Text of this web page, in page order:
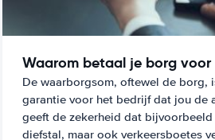
Waarom betaal je borg voor
De waarborgsom, oftewel de borg,
garantie voor het bedrijf dat jou de
geeft de zekerheid dat bijvoorbeeld
diefstal, maar ook verkeersboetes